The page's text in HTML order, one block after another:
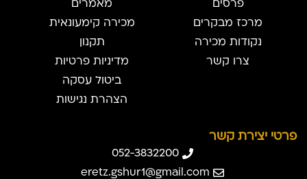
פרסים
מרכז מבקרים
נקודות מכירה
צרו קשר
מאמרים
מכירה קימעונאית
תקנון
מדיניות פרטיות
ביטול עסקה
הצהרת נגישות
פרטי יצירת קשר
052-3832200
eretz.gshur1@gmail.com